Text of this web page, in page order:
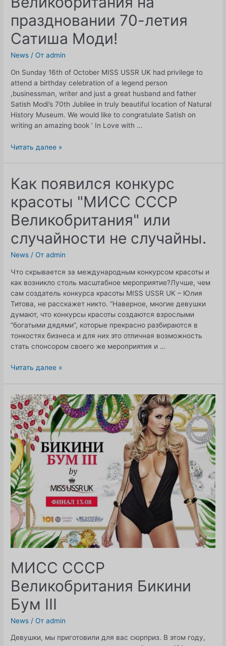
праздновании 70-летия
Сатиша Моди!
News / От admin
On Sunday 16th of October MISS USSR UK had privilege to
attend a birthday celebration of a legend person
,businessman, writer and just a great husband and father
Satish Modi’s 70th Jubilee in truly beautiful location of Natural
History Museum. We would like to congratulate Satish on
writing an amazing book ‘ In Love with …
МИСС
на
праздновании
70-
летия
Сатиша
Читать далее »
Как появился конкурс
красоты "МИСС СССР
Великобритания" или
случайности не случайны.
News / От admin
Что скрывается за международным конкурсом красоты и
как возникло столь масштабное мероприятие?Лучше, чем
сам создатель конкурса красоты MISS USSR UK – Юлия
Титова, не расскажет никто. “Наверное, многие девушки
думают, что конкурсы красоты создаются взрослыми
“богатыми дядями”, которые прекрасно разбираются в
тонкостях бизнеса и для них это отличная возможность
стать спонсором своего же мероприятия и …
Как
красоты
"МИСС
СССР
Великобритания"
или
случайности
не
случайны.
Читать далее »
МИСС СССР
Великобритания Бикини
Бум III
News / От admin
Девушки, мы приготовили для вас сюрприз. В этом году,